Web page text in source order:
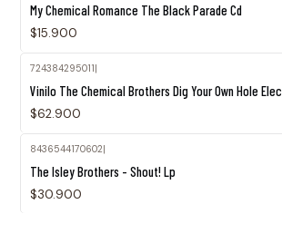
My Chemical Romance The Black Parade Cd
$15.900
724384295011
Vinilo The Chemical Brothers Dig Your Own Hole
$62.900
8436544170602|
The Isley Brothers - Shout! Lp
$30.900